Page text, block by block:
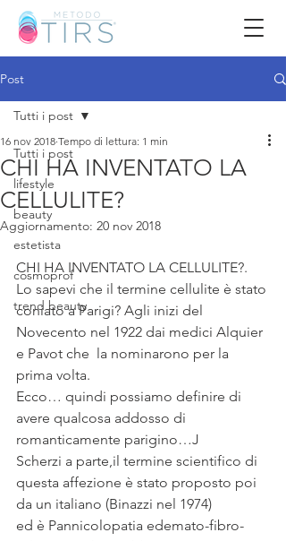
Post
Tutti i post
lifestyle
beauty
estetista
cosmoprof
trend beauty
Tutti i post
CHI HA INVENTATO LA
CELLULITE?
16 nov 2018 Tempo di lettura: 1 min
Aggiornamento: 20 nov 2018
CHI HA INVENTATO LA CELLULITE?.
Lo sapevi che il termine cellulite è stato
coniato a Parigi? Agli inizi del
Novecento nel 1922 dai medici Alquier
e Pavot che  la nominarono per la
prima volta.
Ecco… quindi possiamo definire di
avere qualcosa addosso di
romanticamente parigino…J
Scherzi a parte,il termine scientifico di
questa affezione è stato proposto poi
da un italiano (Binazzi nel 1974)
ed è Pannicolopatia edemato-fibro-